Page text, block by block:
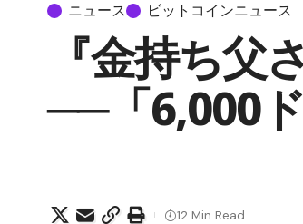
ニュース ビットコインニュース
『金持ち
──「6,000
12 Min Read